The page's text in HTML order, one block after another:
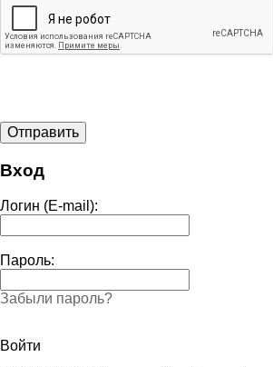
Вход
Логин (E-mail):
Пароль:
Забыли пароль?
Войти